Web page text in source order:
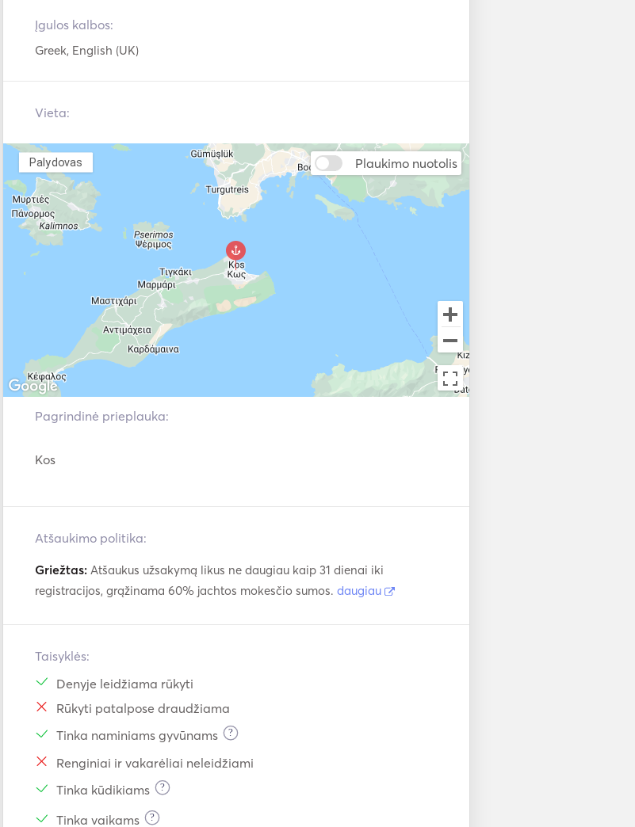
Įgulos kalbos:
Greek, English (UK)
Vieta:
Plaukimo nuotolis
Palydovas
Pagrindinė prieplauka:
Kos
Atšaukimo politika:
Griežtas: Atšaukus užsakymą likus ne daugiau kaip 31 dienai iki
registracijos, grąžinama 60% jachtos mokesčio sumos. daugiau
Taisyklės:
Denyje leidžiama rūkyti
Rūkyti patalpose draudžiama
Tinka naminiams gyvūnams
?
Renginiai ir vakarėliai neleidžiami
Tinka kūdikiams
?
Tinka vaikams ?